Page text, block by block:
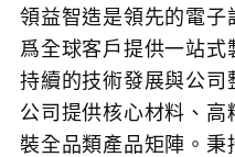
領益智造是領先的電子
爲全球客戶提供一站
持續的技術發展與公司
公司提供核心材料、
裝全品類產品矩陣。